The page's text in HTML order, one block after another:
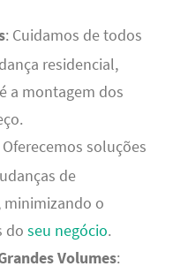
: Cuidamos de todos
residencial,
a montagem dos
Oferecemos soluções
de
minimizando o
do seu negócio.
Volumes: